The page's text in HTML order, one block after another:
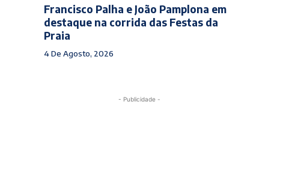
Francisco Palha e João Pamplona em
destaque na corrida das Festas da
Praia
4 De Agosto, 2026
- Publicidade -